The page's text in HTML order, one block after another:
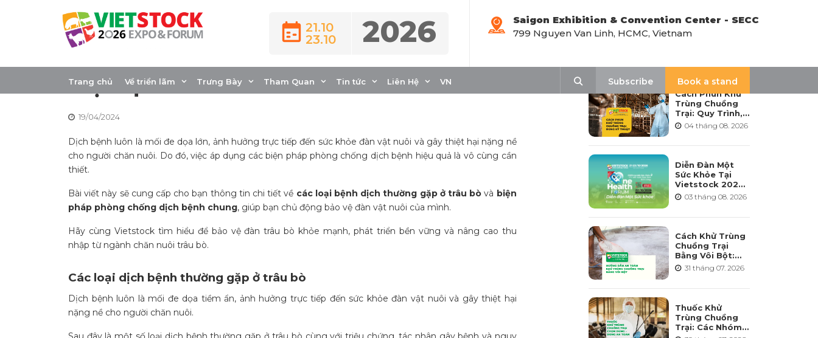
21.10
23.10
2026
Saigon Exhibition & Convention Center - SECC
799 Nguyen Van Linh, HCMC, Vietnam
Trang chủ Về triển lãm Trưng Bày Tham Quan Tin tức Liên Hệ VN
Subscribe
Book a stand
Biện pháp phòng chống dịch bệnh
hiệu quả cho trâu bò
19/04/2024
Dịch bệnh luôn là mối đe dọa lớn, ảnh hưởng trực tiếp đến sức khỏe đàn vật nuôi và gây thiệt hại nặng nề
cho người chăn nuôi. Do đó, việc áp dụng các biện pháp phòng chống dịch bệnh hiệu quả là vô cùng cần
thiết.
Bài viết này sẽ cung cấp cho bạn thông tin chi tiết về các loại bệnh dịch thường gặp ở trâu bò và biện
pháp phòng chống dịch bệnh chung, giúp bạn chủ động bảo vệ đàn vật nuôi của mình.
Hãy cùng Vietstock tìm hiểu để bảo vệ đàn trâu bò khỏe mạnh, phát triển bền vững và nâng cao thu
nhập từ ngành chăn nuôi trâu bò.
Các loại dịch bệnh thường gặp ở trâu bò
Dịch bệnh luôn là mối đe dọa tiềm ẩn, ảnh hưởng trực tiếp đến sức khỏe đàn vật nuôi và gây thiệt hại
nặng nề cho người chăn nuôi.
Cách Phun Khử
Trùng Chuồng
Trại: Quy Trình,
Tần Suất Và Lưu
Ý Khi Sử Dụng
04 tháng 08. 2026
Diễn Đàn Một
Sức Khỏe Tại
Vietstock 2026:
Hướng Tới Phát
Triển Ngành
03 tháng 08. 2026
Cách Khử Trùng
Chuồng Trại
Bằng Vôi Bột:
Cách Rải, Thời
Điểm Và Những
31 tháng 07. 2026
Thuốc Khử
Trùng Chuồng
Trại: Các Nhóm